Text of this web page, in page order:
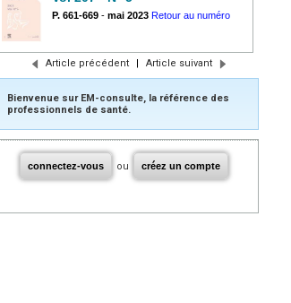
P. 661-669 - mai 2023 Retour au numéro
Article précédent | Article suivant
Bienvenue sur EM-consulte, la référence des
professionnels de santé.
connectez-vous ou créez un compte